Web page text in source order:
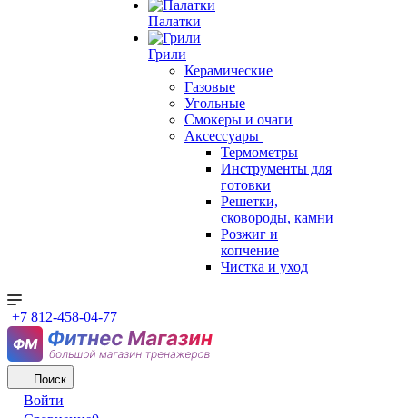
Палатки
Грили
Керамические
Газовые
Угольные
Смокеры и очаги
Аксессуары
Термометры
Инструменты для
готовки
Решетки,
сковороды, камни
Розжиг и
копчение
Чистка и уход
+7 812-458-04-77
Поиск
Войти